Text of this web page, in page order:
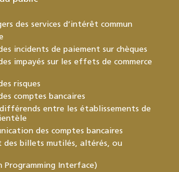
des services d’intérêt commun
incidents de paiement sur chèques
impayés sur les effets de commerce
risques
comptes bancaires
entre les établissements de
des comptes bancaires
des billets mutilés, altérés, ou
Programming Interface)